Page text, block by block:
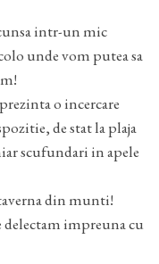
intr-un mic
unde vom putea sa
o incercare
de stat la plaja
scufundari in apele
taverna din munti!
delectam impreuna cu